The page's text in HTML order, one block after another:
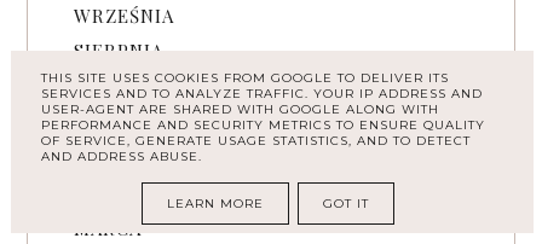
WRZEŚNIA
SIERPNIA
LIPCA
CZERWCA
MAJA
MARCA
THIS SITE USES COOKIES FROM GOOGLE TO DELIVER ITS
SERVICES AND TO ANALYZE TRAFFIC. YOUR IP ADDRESS AND
USER-AGENT ARE SHARED WITH GOOGLE ALONG WITH
PERFORMANCE AND SECURITY METRICS TO ENSURE QUALITY
OF SERVICE, GENERATE USAGE STATISTICS, AND TO DETECT
AND ADDRESS ABUSE.
LEARN MORE GOT IT